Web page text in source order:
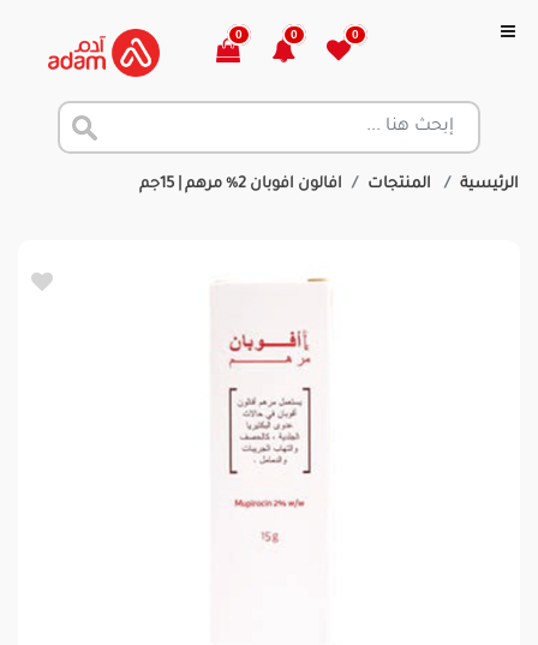
0
0
0
الرئيسية المنتجات افالون افوبان 2% مرهم | 15جم